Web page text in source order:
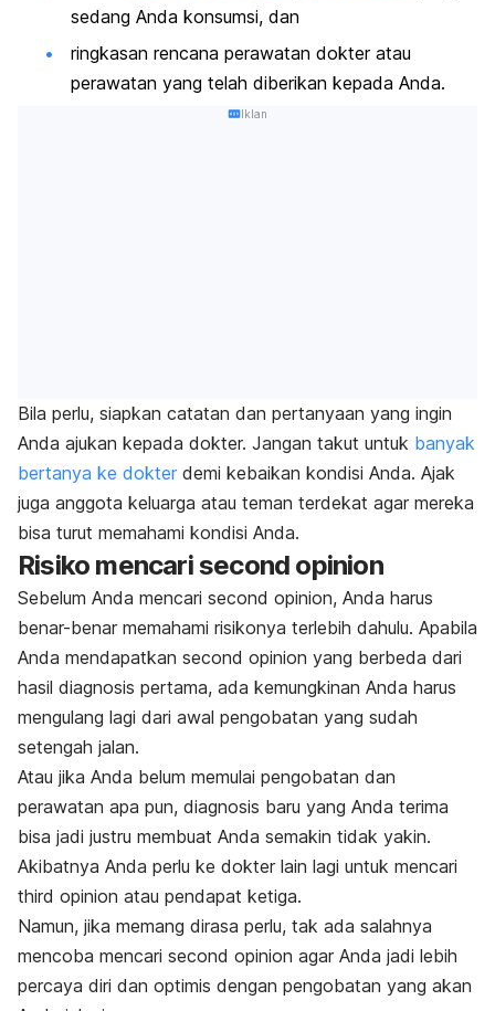
sedang Anda konsumsi, dan
ringkasan rencana perawatan dokter atau
perawatan yang telah diberikan kepada Anda.
Iklan
Bila perlu, siapkan catatan dan pertanyaan yang ingin
Anda ajukan kepada dokter. Jangan takut untuk banyak
bertanya ke dokter demi kebaikan kondisi Anda. Ajak
juga anggota keluarga atau teman terdekat agar mereka
bisa turut memahami kondisi Anda.
Risiko mencarisecond opinion
Sebelum Anda mencari second opinion, Anda harus
benar-benar memahami risikonya terlebih dahulu. Apabila
Anda mendapatkan second opinion yang berbeda dari
hasil diagnosis pertama, ada kemungkinan Anda harus
mengulang lagi dari awal pengobatan yang sudah
setengah jalan.
Atau jika Anda belum memulai pengobatan dan
perawatan apa pun, diagnosis baru yang Anda terima
bisa jadi justru membuat Anda semakin tidak yakin.
Akibatnya Anda perlu ke dokter lain lagi untuk mencari
third opinion atau pendapat ketiga.
Namun, jika memang dirasa perlu, tak ada salahnya
mencoba mencari second opinion agar Anda jadi lebih
percaya diri dan optimis dengan pengobatan yang akan